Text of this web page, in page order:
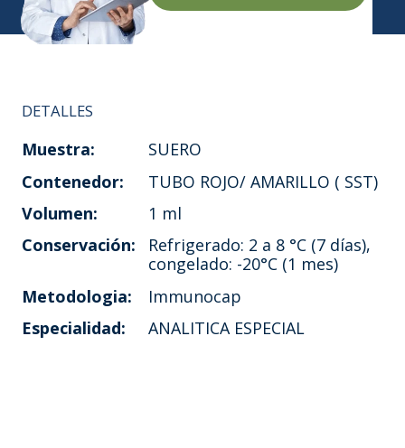
DETALLES
Muestra:
SUERO
Contenedor:
TUBO ROJO/ AMARILLO ( SST)
Volumen:
1 ml
Conservación:
Refrigerado: 2 a 8 °C (7 días),
congelado: -20°C (1 mes)
Metodologia:
Immunocap
Especialidad:
ANALITICA ESPECIAL